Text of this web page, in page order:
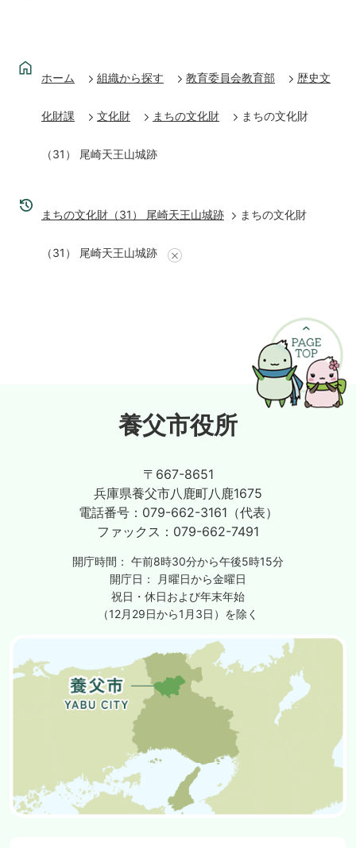
ホーム 組織から探す 教育委員会教育部 歴史文
化財課 文化財 まちの文化財 まちの文化財
（31） 尾崎天王山城跡
まちの文化財（31） 尾崎天王山城跡 まちの文化財
（31） 尾崎天王山城跡
養父市役所
〒667-8651
兵庫県養父市八鹿町八鹿1675
電話番号： 079-662-3161（代表）
ファックス： 079-662-7491
開庁時間： 午前8時30分から午後5時15分
開庁日：
月曜日から金曜日
祝日・休日および年末年始
（12月29日から1月3日）を除く